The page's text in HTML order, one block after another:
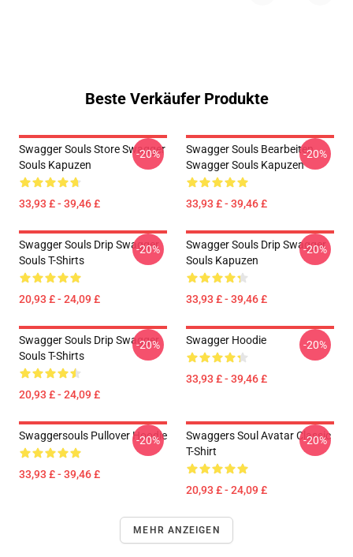
Beste Verkäufer Produkte
Swagger Souls Store Swagger
Souls Kapuzen
33,93 £ - 39,46 £
-20%
Swagger Souls Bearbeiten
Swagger Souls Kapuzen
33,93 £ - 39,46 £
-20%
Swagger Souls Drip Swagger
Souls T-Shirts
20,93 £ - 24,09 £
-20%
Swagger Souls Drip Swagger
Souls Kapuzen
33,93 £ - 39,46 £
-20%
Swagger Souls Drip Swagger
Souls T-Shirts
20,93 £ - 24,09 £
-20% Swagger Hoodie
33,93 £ - 39,46 £
-20%
Swaggersouls Pullover Hoodie
33,93 £ - 39,46 £
-20%
Swaggers Soul Avatar Classic
T-Shirt
20,93 £ - 24,09 £
-20%
MEHR ANZEIGEN